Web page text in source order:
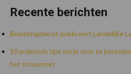
Recente berichten
Belastingdienst publiceert Landelijke
10 praktisch tips om je voor te
het stroomnet